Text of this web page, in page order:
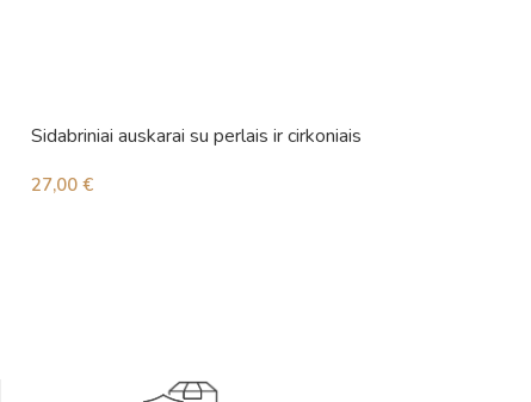
Sidabriniai auskarai su perlais ir cirkoniais
27,00 €